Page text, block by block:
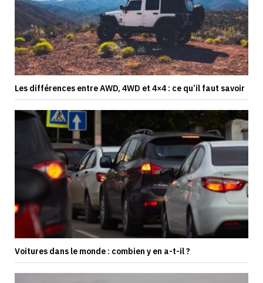
Les différences entre AWD, 4WD et 4×4 : ce qu’il faut savoir
Voitures dans le monde : combien y en a-t-il ?